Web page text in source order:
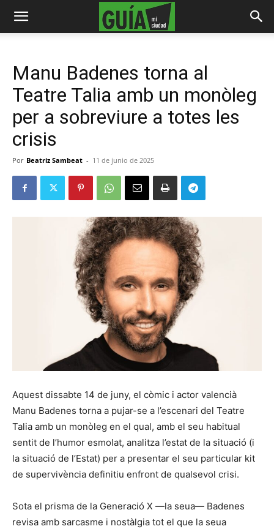
Manu Badenes torna al
Teatre Talia amb un monòleg
per a sobreviure a totes les
crisis
Por Beatriz Sambeat - 11 de junio de 2025
Aquest dissabte 14 de juny, el còmic i actor valencià
Manu Badenes torna a pujar-se a l’escenari del Teatre
Talia amb un monòleg en el qual, amb el seu habitual
sentit de l’humor esmolat, analitza l’estat de la situació (i
la situació de l’Estat) per a presentar el seu particular kit
de supervivència definitiu enfront de qualsevol crisi.
Sota el prisma de la Generació X —la seua— Badenes
revisa amb sarcasme i nostàlgia tot el que la seua